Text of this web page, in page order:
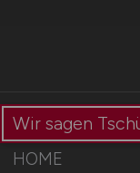
HOME
Wir sagen